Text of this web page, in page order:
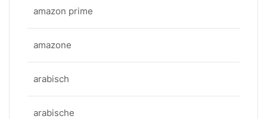
amazon prime
amazone
arabisch
arabische